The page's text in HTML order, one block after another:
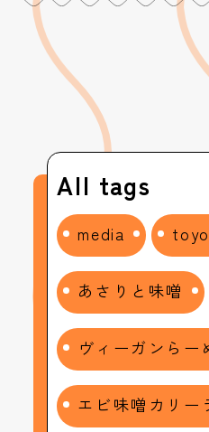
All tags
media
あさりと味噌
ヴィーガンらー
エビ味噌カリー